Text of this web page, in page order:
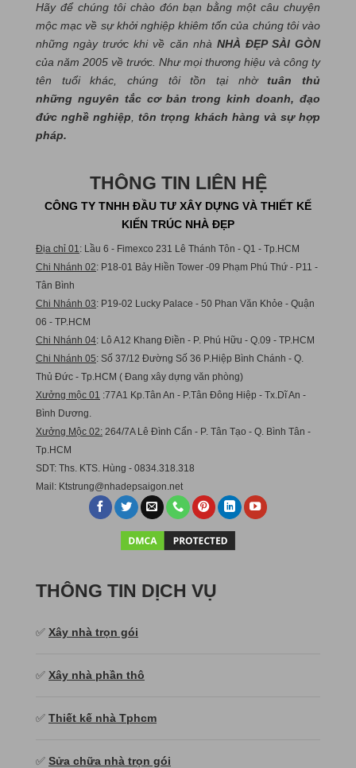
Hãy để chúng tôi chào đón bạn bằng một câu chuyện
mộc mạc về sự khởi nghiệp khiêm tốn của chúng tôi vào
những ngày trước khi về căn nhà NHÀ ĐẸP SÀI GÒN
của năm 2005 về trước. Như mọi thương hiệu và công ty
tên tuổi khác, chúng tôi tồn tại nhờtuân thủ
những nguyên tắc cơ bản trong kinh doanh, đạo
đức nghề nghiệp ,tôn trọng khách hàng và sự hợp
pháp.
THÔNG TIN LIÊN HỆ
CÔNG TY TNHH ĐẦU TƯ XÂY DỰNG VÀ THIẾT KẾ
KIẾN TRÚC NHÀ ĐẸP
Địa chỉ 01 : Lầu 6 - Fimexco 231 Lê Thánh Tôn - Q1 - Tp.HCM
Chi Nhánh 02: P18-01 Bảy Hiền Tower -09 Phạm Phú Thứ - P11 -
Tân Bình
Chi Nhánh 03: P19-02 Lucky Palace - 50 Phan Văn Khỏe - Quận
06 - TP.HCM
Chi Nhánh 04: Lô A12 Khang Điền - P. Phú Hữu - Q.09 - TP.HCM
Chi Nhánh 05: Số 37/12 Đường Số 36 P.Hiệp Bình Chánh - Q.
Thủ Đức - Tp.HCM ( Đang xây dựng văn phòng)
Xưởng mộc 01
:77A1 Kp.Tân An - P.Tân Đông Hiệp - Tx.Dĩ An -
Bình Dương.
Xưởng Mộc 02: 264/7A Lê Đình Cẩn - P. Tân Tạo - Q. Bình Tân -
Tp.HCM
SDT: Ths. KTS. Hùng - 0834.318.318
Mail: Ktstrung@nhadepsaigon.net
THÔNG TIN DỊCH VỤ
✅ Xây nhà trọn gói
✅ Xây nhà phần thô
✅ Thiết kế nhà Tphcm
✅ Sửa chữa nhà trọn gói